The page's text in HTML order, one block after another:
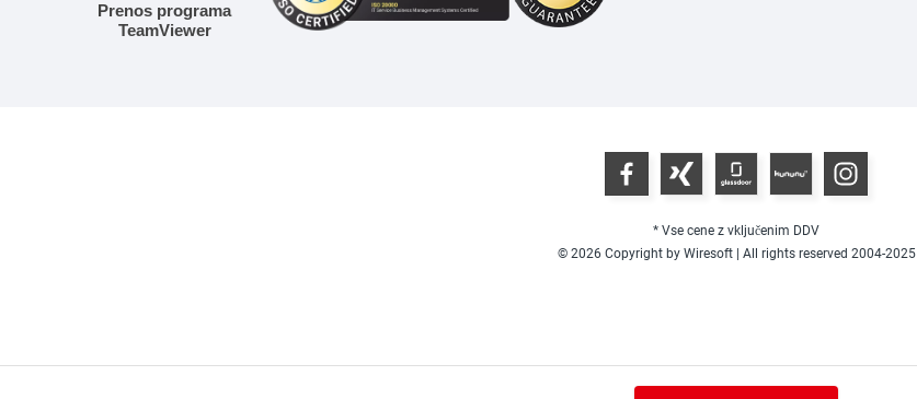
Prenos programa
TeamViewer
* Vse cene z vključenim DDV
© 2026 Copyright by Wiresoft | All rights reserved 2004-2025